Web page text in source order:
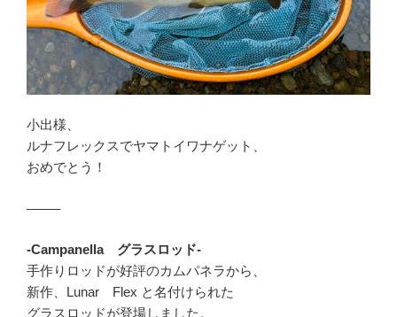
小出様、
ルナフレックスでヤマトイワナゲット、
おめでとう！
——–
-Campanella グラスロッド-
手作りロッドが好評のカムパネラから、
新作、Lunar Flex と名付けられた
グラスロッドが登場しました。